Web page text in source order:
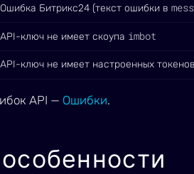
Ошибка Битрикс24 (текст ошибки в
API-ключ не имеет скоупа imbot
API-ключ не имеет настроенных токенов
API — Ошибки.